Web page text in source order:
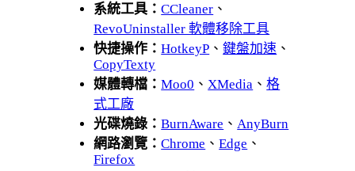
系統工具：CCleaner 、
RevoUninstaller 軟體移除工具
快捷操作：HotkeyP 、鍵盤加速 、
CopyTexty
媒體轉檔：Moo0 、 XMedia 、格
式工廠
光碟燒錄：BurnAware 、 AnyBurn
網路瀏覽：Chrome 、Edge 、
Firefox